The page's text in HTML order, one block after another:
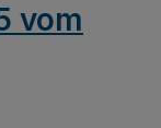
vom